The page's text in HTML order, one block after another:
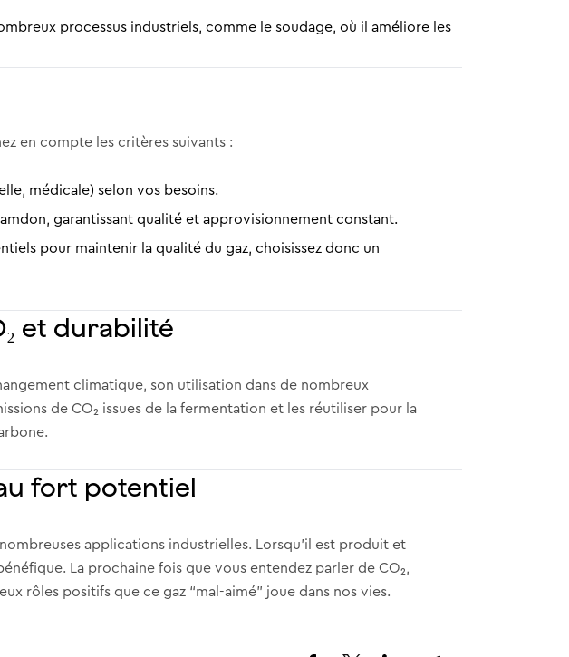
processus industriels, comme le soudage, où il améliore les
en compte les critères suivants :
médicale) selon vos besoins.
garantissant qualité et approvisionnement constant.
pour maintenir la qualité du gaz, choisissez donc un
et durabilité
climatique, son utilisation dans de nombreux
de CO₂ issues de la fermentation et les réutiliser pour la
fort potentiel
applications industrielles. Lorsqu’il est produit et
La prochaine fois que vous entendez parler de CO₂,
rôles positifs que ce gaz “mal-aimé” joue dans nos vies.